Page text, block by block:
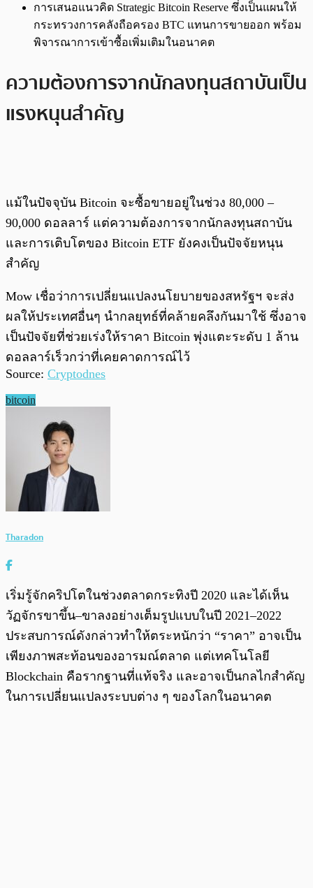
การเสนอแนวคิด Strategic Bitcoin Reserve ซึ่งเป็นแผนให้
กระทรวงการคลังถือครอง BTC แทนการขายออก พร้อม
พิจารณาการเข้าซื้อเพิ่มเติมในอนาคต
ความต้องการจากนักลงทุนสถาบันเป็น
แรงหนุนสำคัญ
แม้ในปัจจุบัน Bitcoin จะซื้อขายอยู่ในช่วง 80,000 –
90,000 ดอลลาร์ แต่ความต้องการจากนักลงทุนสถาบัน
และการเติบโตของ Bitcoin ETF ยังคงเป็นปัจจัยหนุน
สำคัญ
Mow เชื่อว่าการเปลี่ยนแปลงนโยบายของสหรัฐฯ จะส่ง
ผลให้ประเทศอื่นๆ นำกลยุทธ์ที่คล้ายคลึงกันมาใช้ ซึ่งอาจ
เป็นปัจจัยที่ช่วยเร่งให้ราคา Bitcoin พุ่งแตะระดับ 1 ล้าน
ดอลลาร์เร็วกว่าที่เคยคาดการณ์ไว้
Source: Cryptodnes
bitcoin
Tharadon
เริ่มรู้จักคริปโตในช่วงตลาดกระทิงปี 2020 และได้เห็น
วัฏจักรขาขึ้น–ขาลงอย่างเต็มรูปแบบในปี 2021–2022
ประสบการณ์ดังกล่าวทำให้ตระหนักว่า “ราคา” อาจเป็น
เพียงภาพสะท้อนของอารมณ์ตลาด แต่เทคโนโลยี
Blockchain คือรากฐานที่แท้จริง และอาจเป็นกลไกสำคัญ
ในการเปลี่ยนแปลงระบบต่าง ๆ ของโลกในอนาคต